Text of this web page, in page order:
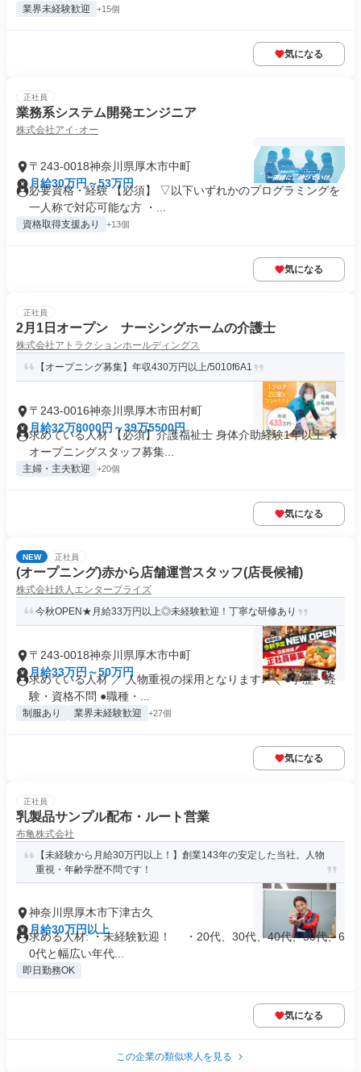
業界未経験歓迎 +15個
気になる
正社員
業務系システム開発エンジニア
株式会社アイ･オー
〒243-0018神奈川県厚木市中町
月給30万円～53万円
必要資格・経験 【必須】 ▽以下いずれかのプログラミングを
一人称で対応可能な方 ・...
資格取得支援あり +13個
気になる
正社員
2月1日オープン ナーシングホームの介護士
株式会社アトラクションホールディングス
【オープニング募集】年収430万円以上/5010f6A1
〒243-0016神奈川県厚木市田村町
月給32万8000円～39万5500円
求めている人材 【必須】介護福祉士 身体介助経験1年以上 ★
オープニングスタッフ募集...
主婦・主夫歓迎 +20個
気になる
NEW 正社員
(オープニング)赤から店舗運営スタッフ(店長候補)
株式会社鉄人エンタープライズ
今秋OPEN★月給33万円以上◎未経験歓迎！丁寧な研修あり
〒243-0018神奈川県厚木市中町
月給33万円～50万円
求めている人材 ／ 人物重視の採用となります♪ ＼ ●学歴・経
験・資格不問 ●職種・...
制服あり 業界未経験歓迎 +27個
気になる
正社員
乳製品サンプル配布・ルート営業
布亀株式会社
【未経験から月給30万円以上！】創業143年の安定した当社。人物
重視・年齢学歴不問です！
神奈川県厚木市下津古久
月給30万円以上
求める人材: ・未経験歓迎！ ・20代、30代、40代、50代、6
0代と幅広い年代...
即日勤務OK
気になる
この企業の類似求人を見る